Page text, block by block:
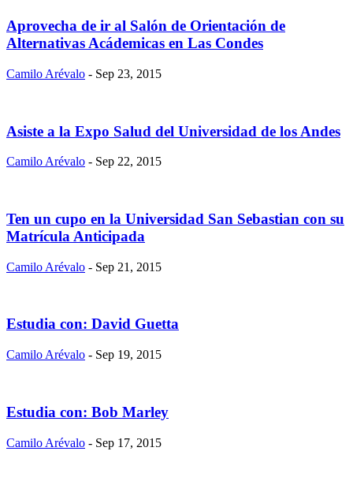
Aprovecha de ir al Salón de Orientación de
Alternativas Acádemicas en Las Condes
Camilo Arévalo - Sep 23, 2015
Asiste a la Expo Salud del Universidad de los Andes
Camilo Arévalo - Sep 22, 2015
Ten un cupo en la Universidad San Sebastian con su
Matrícula Anticipada
Camilo Arévalo - Sep 21, 2015
Estudia con: David Guetta
Camilo Arévalo - Sep 19, 2015
Estudia con: Bob Marley
Camilo Arévalo - Sep 17, 2015